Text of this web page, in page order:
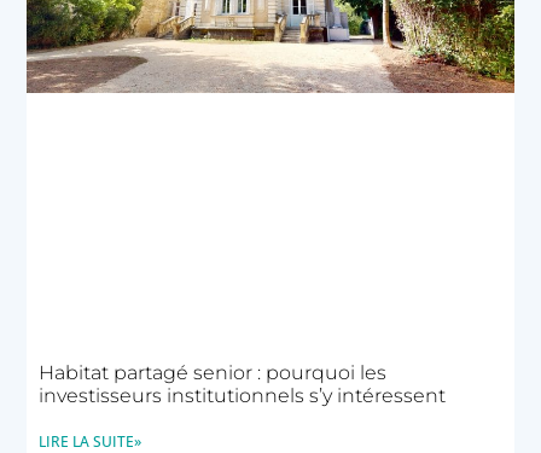
Habitat partagé senior : pourquoi les
investisseurs institutionnels s’y intéressent
LIRE LA SUITE»